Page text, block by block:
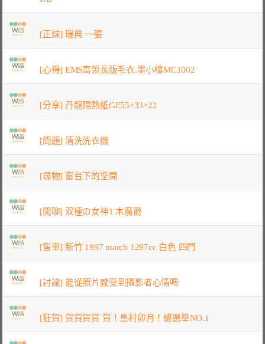
[正妹] 瑞典 一張
[心得] EMS高領長版毛衣.墨小樓MC1002
[分享] 丹龍隔熱紙GE55+33+22
[問題] 清洗洗衣機
[尋物] 窗台下的空間
[閒聊] 双極の女神1 木魔爵
[售車] 新竹 1997 march 1297cc 白色 四門
[討論] 能從照片感受到攝影者心情嗎
[狂賀] 賀賀賀賀 賀！島村卯月！總選舉NO.1